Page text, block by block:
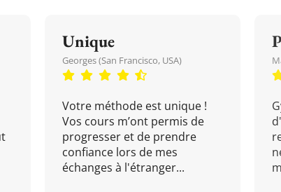
Unique
Georges (San Francisco, USA)
Votre méthode est unique !
Vos cours m’ont permis de
progresser et de prendre
confiance lors de mes
échanges à l'étranger...